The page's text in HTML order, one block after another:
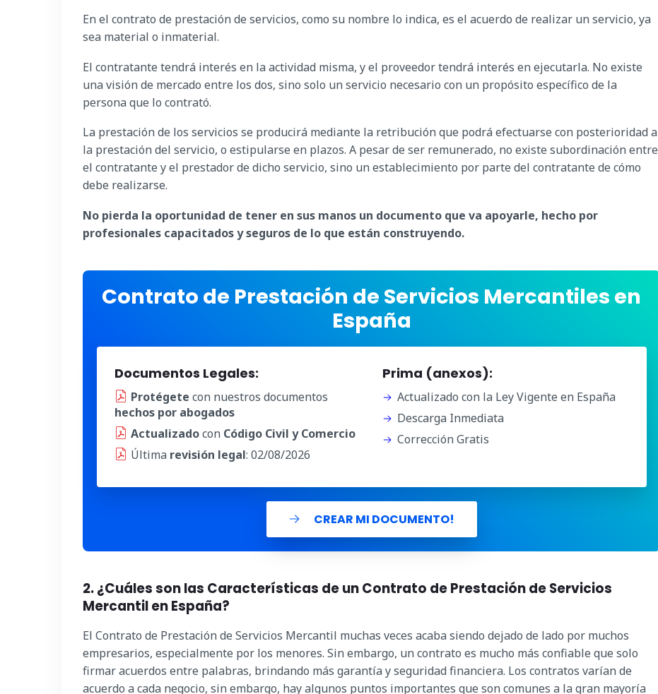
En el contrato de prestación de servicios, como su nombre lo indica, es el acuerdo de realizar un servicio, ya
sea material o inmaterial.
El contratante tendrá interés en la actividad misma, y ​​el proveedor tendrá interés en ejecutarla. No existe
una visión de mercado entre los dos, sino solo un servicio necesario con un propósito específico de la
persona que lo contrató.
La prestación de los servicios se producirá mediante la retribución que podrá efectuarse con posterioridad a
la prestación del servicio, o estipularse en plazos. A pesar de ser remunerado, no existe subordinación entre
el contratante y el prestador de dicho servicio, sino un establecimiento por parte del contratante de cómo
debe realizarse.
No pierda la oportunidad de tener en sus manos un documento que va apoyarle, hecho por
profesionales capacitados y seguros de lo que están construyendo.
Contrato de Prestación de Servicios Mercantiles en
España
Documentos Legales:
Protégete con nuestros documentos
hechos por abogados
Actualizadocon Código Civil y Comercio
Última revisión legal: 02/08/2026
Prima (anexos):
Actualizado con la Ley Vigente en España
Descarga Inmediata
Corrección Gratis
CREAR MI DOCUMENTO!
2. ¿Cuáles son las Características de un Contrato de Prestación de Servicios
Mercantil en España?
El Contrato de Prestación de Servicios Mercantil muchas veces acaba siendo dejado de lado por muchos
empresarios, especialmente por los menores. Sin embargo, un contrato es mucho más confiable que solo
firmar acuerdos entre palabras, brindando más garantía y seguridad financiera. Los contratos varían de
acuerdo a cada negocio, sin embargo, hay algunos puntos importantes que son comunes a la gran mayoría